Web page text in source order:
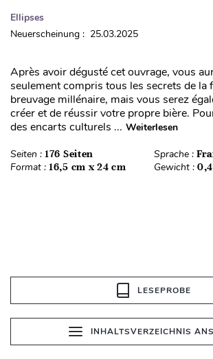
Ellipses
Neuerscheinung : 25.03.2025
Après avoir dégusté cet ouvrage, vous
seulement compris tous les secrets de la
breuvage millénaire, mais vous serez
créer et de réussir votre propre bière.
des encarts culturels ... Weiterlesen
Seiten : 176 Seiten Sprache :
Format : 16,5 cm x 24 cm Gewicht :
LESEPROBE
INHALTSVERZEICHNIS